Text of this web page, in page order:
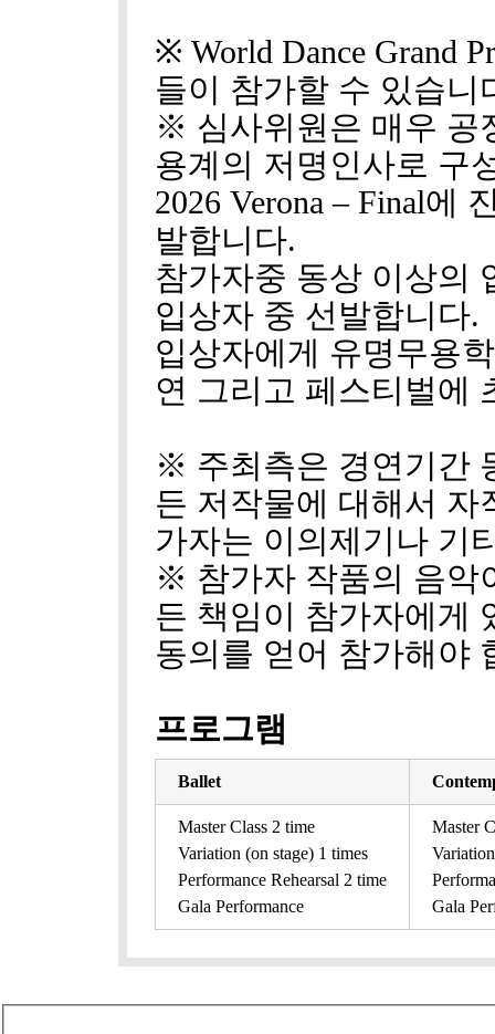
※ World Dance Grand
들이 참가할 수 있습니
※ 심사위원은 매우 공
용계의 저명인사로 구
2026 Verona – Final에
발합니다.
참가자중 동상 이상의
입상자 중 선발합니다.
입상자에게 유명무용
연 그리고 페스티벌에
※ 주최측은 경연기간
든 저작물에 대해서
가자는 이의제기나 기
※ 참가자 작품의 음악
든 책임이 참가자에게
동의를 얻어 참가해야
프로그램
Ballet
Master Class 2 time
Variation (on stage) 1 times
Performance Rehearsal 2 time
Gala Performance
Master
Gala